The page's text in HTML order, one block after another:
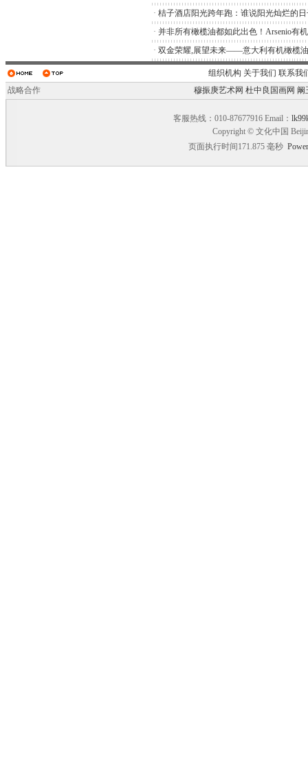
· 桔子酒店阳光跨年跑：谁说阳光灿烂的
· 并非所有橄榄油都如此出色！Arsenio有
· 双金荣耀,展望未来——意大利有机橄榄
组织机构 关于我们 联系我
战略合作
穆振庚艺术网 杜中良国画网 阚
客服热线：010-87677916 Email：
Copyright © 文化中国
页面执行时间171.875 毫秒